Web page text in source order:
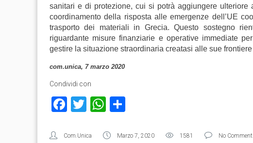
sanitari e di protezione, cui si potrà aggiungere
coordinamento della risposta alle emergenze dell’UE
trasporto dei materiali in Grecia. Questo sostegno
riguardante misure finanziarie e operative immediate
gestire la situazione straordinaria creatasi alle sue
com.unica, 7 marzo 2020
Condividi con
Facebook
TwitterWhatsApp
Com.Unica Marzo 7, 2020 1581 No